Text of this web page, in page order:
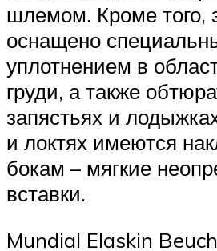
шлемом. Кроме того,
оснащено
уплотнением в
груди, а также
запястьях и
и локтях имеются
бокам – мягкие
вставки.
Mundial Elaskin